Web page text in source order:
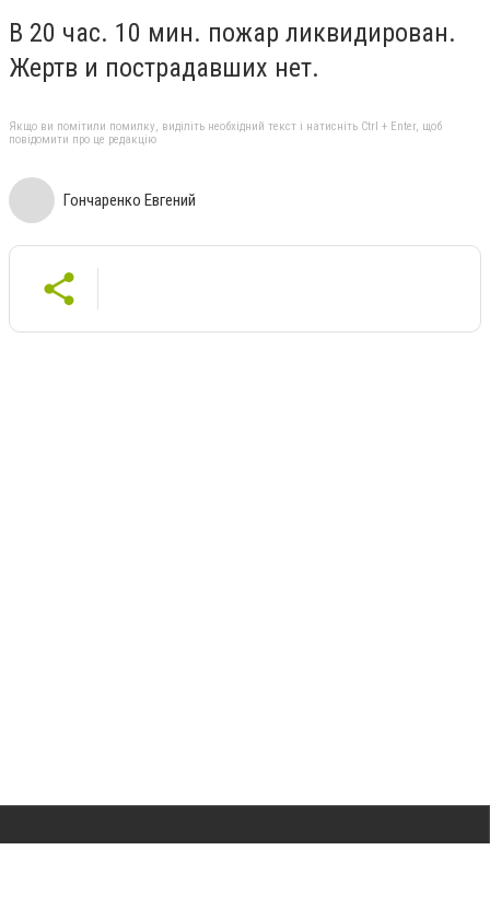
В 20 час. 10 мин. пожар ликвидирован.
Жертв и пострадавших нет.
Якщо ви помітили помилку, виділіть необхідний текст і натисніть Ctrl + Enter, щоб
повідомити про це редакцію
Гончаренко Евгений